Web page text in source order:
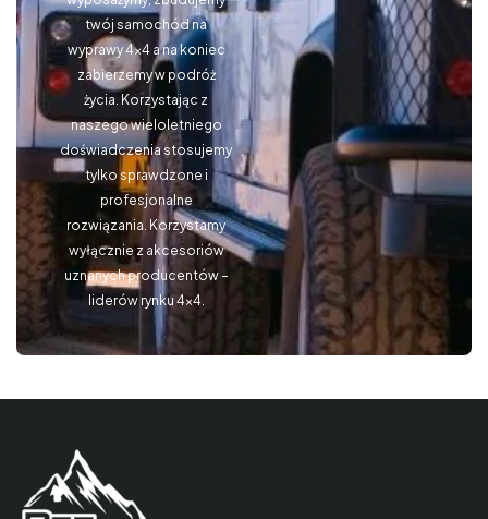
twój samochód na
wyprawy 4×4 a na koniec
zabierzemy w podróż
życia. Korzystając z
naszego wieloletniego
doświadczenia stosujemy
tylko sprawdzone i
profesjonalne
rozwiązania. Korzystamy
wyłącznie z akcesoriów
uznanych producentów –
liderów rynku 4×4.